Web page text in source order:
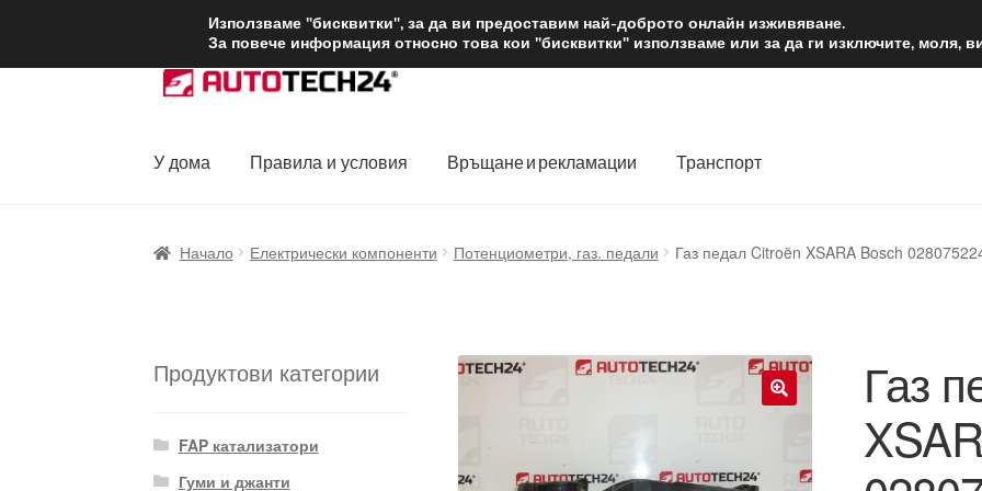
ДОСТАВКА от 12 лв.
Skip
to
Skip
to
У дома Правила и условия Връщане и рекламации Транспорт
Начало Електрически компоненти Потенциометри, газ. педали Газ педал Citroën XSARA Bosch
Газ
Продуктови категории
FAP катализатори
Гуми и джанти
Използваме "бисквитки", за да ви предоставим най-доброто онлайн изживяване.
За повече информация относно това кои "бисквитки" използваме или за да ги изключите, моля,